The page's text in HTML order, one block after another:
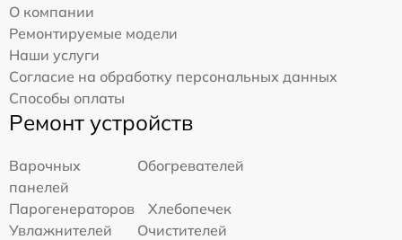
О компании
Ремонтируемые модели
Наши услуги
Согласие на обработку персональных данных
Способы оплаты
Ремонт устройств
Варочных
панелей
Обогревателей
Парогенераторов
Хлебопечек
Увлажнителей
Очистителей